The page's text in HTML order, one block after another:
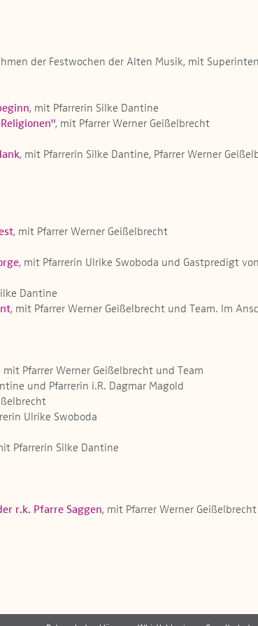
der Festwochen der Alten Musik, mit
, mit Pfarrerin Silke Dantine
, mit Pfarrer Werner Geißelbrecht
, mit Pfarrerin Silke Dantine, Pfarrer Werner
, mit Pfarrer Werner Geißelbrecht
, mit Pfarrerin Ulrike Swoboda und Gastpredigt
Dantine
, mit Pfarrer Werner Geißelbrecht und Team. Im
mit Pfarrer Werner Geißelbrecht und Team
und Pfarrerin i.R. Dagmar Magold
Ulrike Swoboda
Pfarrerin Silke Dantine
r.k. Pfarre Saggen, mit Pfarrer Werner